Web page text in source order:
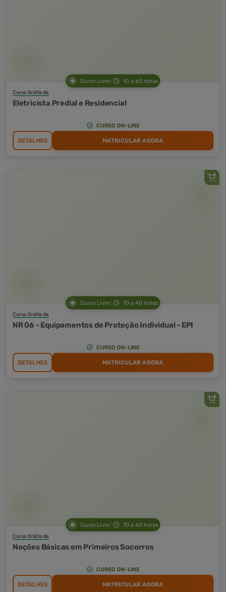
Curso Livre 10 a 60 horas
Curso Grátis de
Eletricista Predial e Residencial
CURSO ON-LINE
DETALHES MATRICULAR AGORA
Curso Livre 10 a 40 horas
Curso Grátis de
NR 06 - Equipamentos de Proteção Individual - EPI
CURSO ON-LINE
DETALHES MATRICULAR AGORA
Curso Livre 10 a 60 horas
Curso Grátis de
Noções Básicas em Primeiros Socorros
CURSO ON-LINE
DETALHES MATRICULAR AGORA